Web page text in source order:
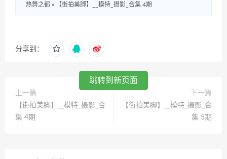
热舞之都 » 【街拍美脚】__模特_摄影_合集 4期
分享到：
上一篇
【街拍美脚】__模特_摄影_合
集 4期
下一篇
【街拍美脚】__模特_摄影_合
集 5期
跳转到新页面